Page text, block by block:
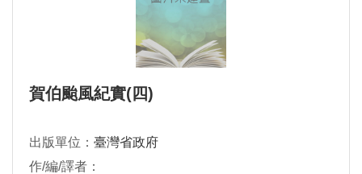
賀伯颱風紀實(四)
出版單位： 臺灣省政府
作/編/譯者：